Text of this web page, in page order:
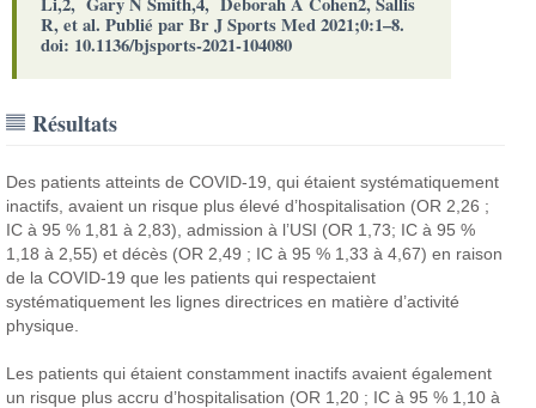
R, et al. Publié par Br J Sports Med 2021;0:1–8.
doi: 10.1136/bjsports-2021-104080
Résultats
Des patients atteints de COVID-19, qui étaient systématiquement
inactifs, avaient un risque plus élevé d’hospitalisation (OR 2,26 ;
IC à 95 % 1,81 à 2,83), admission à l’USI (OR 1,73; IC à 95 %
1,18 à 2,55) et décès (OR 2,49 ; IC à 95 % 1,33 à 4,67) en raison
de la COVID-19 que les patients qui respectaient
systématiquement les lignes directrices en matière d’activité
physique.
Les patients qui étaient constamment inactifs avaient également
un risque plus accru d’hospitalisation (OR 1,20 ; IC à 95 % 1,10 à